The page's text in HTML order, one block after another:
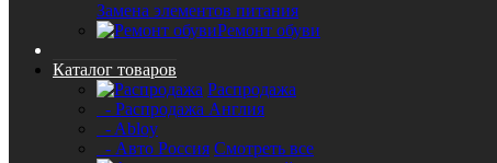
Замена элементов питания
Ремонт обуви
Каталог товаров
Распродажа
- Распродажа Англия
- Abloy
- Авто Россия Смотреть все